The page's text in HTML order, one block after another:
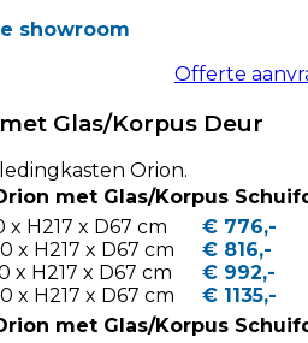
showroom
Offerte
Glas/Korpus Deur
met Glas/Korpus
x H217 x D67 cm
x H217 x D67 cm
x H217 x D67 cm
x H217 x D67 cm
€ 776,-
€ 816,-
€ 992,-
€ 1135,-
met Glas/Korpus